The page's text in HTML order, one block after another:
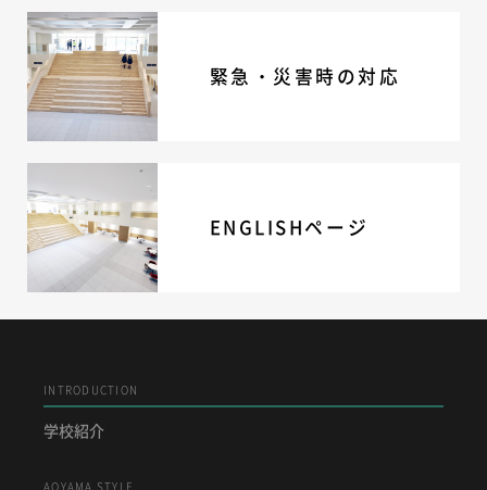
個人情報保護への取り組み
採用情報
地の塩、世の光（スクールモットー）緊急・災害時の対応
ENGLISHページ
INTRODUCTION
学校紹介
AOYAMA STYLE